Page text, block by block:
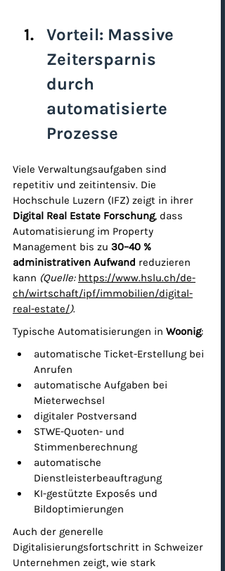
Vorteil: Massive
Zeitersparnis
durch
automatisierte
Prozesse
Viele Verwaltungsaufgaben sind
repetitiv und zeitintensiv. Die
Hochschule Luzern (IFZ) zeigt in ihrer
Digital Real Estate Forschung, dass
Automatisierung im Property
Management bis zu 30–40 %
administrativen Aufwand reduzieren
kann (Quelle: https://www.hslu.ch/de-
ch/wirtschaft/ipf/immobilien/digital-
real-estate/).
Typische Automatisierungen in Woonig:
automatische Ticket-Erstellung bei
Anrufen
automatische Aufgaben bei
Mieterwechsel
digitaler Postversand
STWE-Quoten- und
Stimmenberechnung
automatische
Dienstleisterbeauftragung
KI-gestützte Exposés und
Bildoptimierungen
Auch der generelle
Digitalisierungsfortschritt in Schweizer
Unternehmen zeigt, wie stark